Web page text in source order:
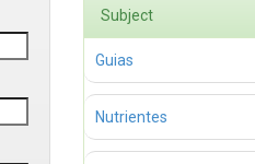
Subject
Guias
Nutrientes